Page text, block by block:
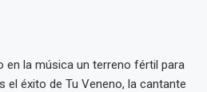
en la música un terreno fértil para
el éxito de Tu Veneno, la cantante